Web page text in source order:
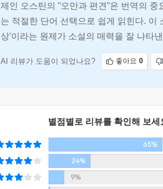
제인 오스틴의 "오만과 편견"은 번역의
는 적절한 단어 선택으로 쉽게 읽힌다. 이
상'이라는 원제가 소설의 매력을 잘 나타
AI 리뷰가 도움이 되었나요? 좋아요 0
별점별로 리뷰를 확인해 보세
65%
24%
9%